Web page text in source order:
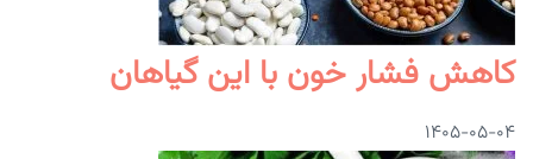
کاهش فشار خون با این گیاهان
۱۴۰۵-۰۵-۰۴